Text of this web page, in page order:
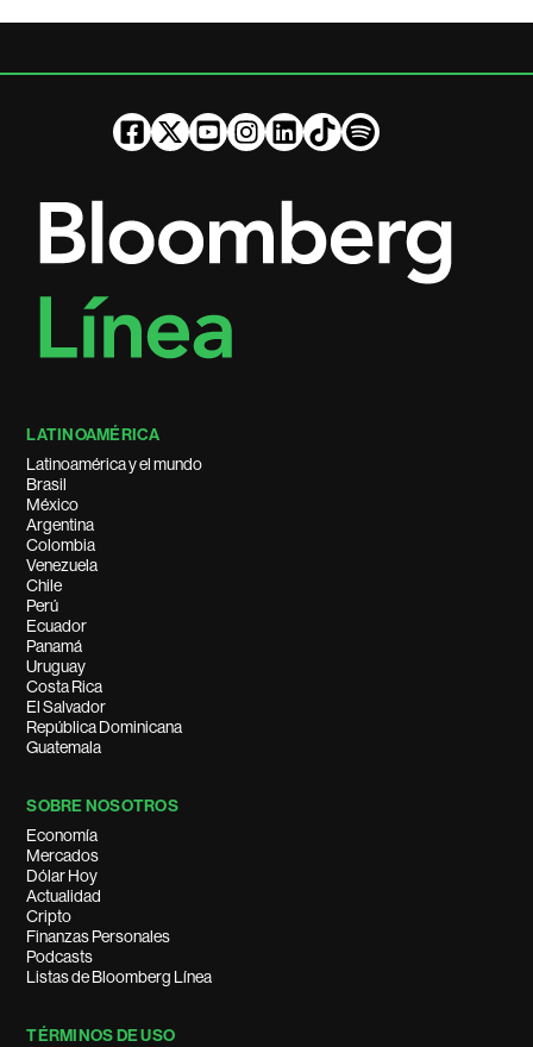
LATINOAMÉRICA
Latinoamérica y el mundo
Brasil
México
Argentina
Colombia
Venezuela
Chile
Perú
Ecuador
Panamá
Uruguay
Costa Rica
El Salvador
República Dominicana
Guatemala
SOBRE NOSOTROS
Economía
Mercados
Dólar Hoy
Actualidad
Cripto
Finanzas Personales
Podcasts
Listas de Bloomberg Línea
TÉRMINOS DE USO